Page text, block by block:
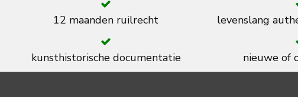
12 maanden ruilrecht levenslang
kunsthistorische documentatie nieuwe of